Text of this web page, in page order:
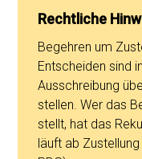
Rechtliche
Begehren um
Entscheiden sind
Ausschreibung
stellen. Wer das
stellt, hat das
läuft ab